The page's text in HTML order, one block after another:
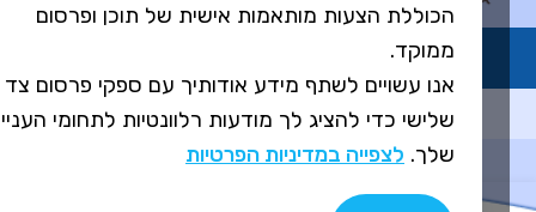
Design&Code by Elevate
הכוללת הצעות מותאמות אישית של תוכן ופרסום
ממוקד.
אנו עשויים לשתף מידע אודותיך עם ספקי פרסום צד
שלישי כדי להציג לך מודעות רלוונטיות לתחומי העניין
שלך.לצפייה במדיניות הפרטיות